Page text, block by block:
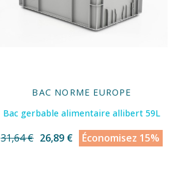
BAC NORME EUROPE
Bac gerbable alimentaire allibert 59L
31,64 € 26,89 € Économisez 15%